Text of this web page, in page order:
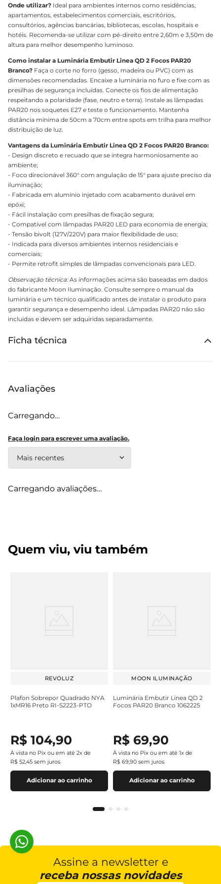
Onde utilizar? Ideal para ambientes internos como residências,
apartamentos, estabelecimentos comerciais, escritórios,
consultórios, agências bancárias, bibliotecas, escolas, hospitais e
hotéis. Recomenda-se utilizar com pé-direito entre 2,60m e 3,50m de
altura para melhor desempenho luminoso.
Como instalar a Luminária Embutir Linea QD 2 Focos PAR20
Branco? Faça o corte no forro (gesso, madeira ou PVC) com as
dimensões recomendadas. Encaixe a luminária no furo e fixe com as
presilhas de segurança incluídas. Conecte os fios de alimentação
respeitando a polaridade (fase, neutro e terra). Instale as lâmpadas
PAR20 nos soquetes E27 e teste o funcionamento. Mantenha
distância mínima de 50cm a 70cm entre spots em trilha para melhor
distribuição de luz.
Vantagens da Luminária Embutir Linea QD 2 Focos PAR20 Branco:
- Design discreto e recuado que se integra harmoniosamente ao
ambiente;
- Foco direcionável 360° com angulação de 15° para ajuste preciso da
iluminação;
- Fabricada em alumínio injetado com acabamento durável em
epóxi;
- Fácil instalação com presilhas de fixação segura;
- Compatível com lâmpadas PAR20 LED para economia de energia;
- Tensão bivolt (127V/220V) para maior flexibilidade de uso;
- Indicada para diversos ambientes internos residenciais e
comerciais;
- Permite retrofit simples de lâmpadas convencionais para LED.
Observação técnica:As informações acima são baseadas em dados
do fabricante Moon Iluminação. Consulte sempre o manual da
luminária e um técnico qualificado antes de instalar o produto para
garantir segurança e desempenho ideal. Lâmpadas PAR20 não são
incluídas e devem ser adquiridas separadamente.
Ficha técnica
Avaliações
Carregando…
Faça login para escrever uma avaliação.
Mais recentes
Carregando avaliações…
Quem viu, viu também
REVOLUZ
Plafon Sobrepor Quadrado NYA
1xMR16 Preto RI-S2223-PTO
R$ 104,90
À vista no Pix ou em até 2x de
R$ 52,45 sem juros
Adicionar ao carrinho
MOON ILUMINAÇÃO
Luminária Embutir Linea QD 2
Focos PAR20 Branco 1062225
R$ 69,90
À vista no Pix ou em até 1x de
R$ 69,90 sem juros
Adicionar ao carrinho
Assine a newsletter e
receba nossas novidades